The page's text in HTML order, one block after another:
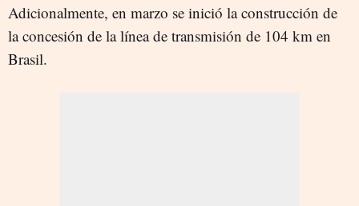
Adicionalmente, en marzo se inició la construcción de
la concesión de la línea de transmisión de 104 km en
Brasil.